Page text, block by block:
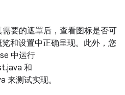
要的遮罩后，查看图标是否可
和设置中正确呈现。此外，您
中运行
和
来测试实现。